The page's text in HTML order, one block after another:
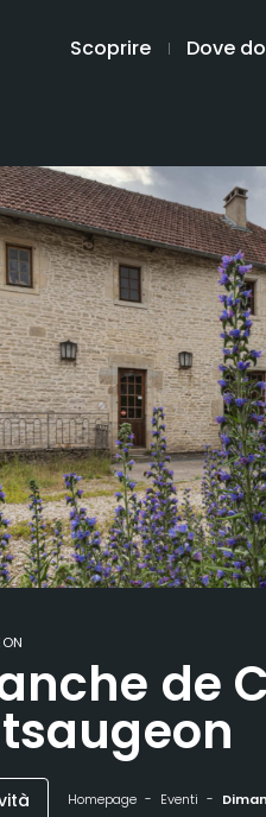
Scoprire Dove
de
Homepage Eventi